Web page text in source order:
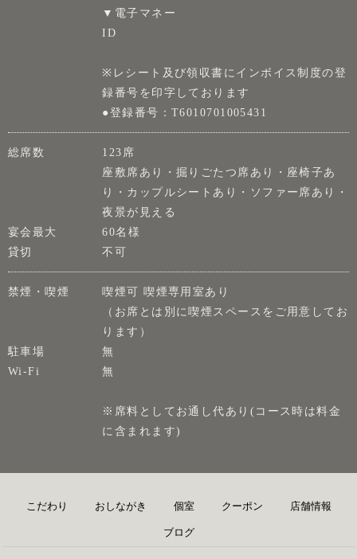
▼電子マネー
ID
※レシート及び領収書にインボイス制度の登
録番号を印字しております
●登録番号：T6010701005431
総席数
123席
座敷席あり・掘りごたつ席あり・座椅子あ
り・カップルシートあり・ソファー席あり・
夜景が見える
宴会最大
60名様
貸切
不可
禁煙・喫煙
喫煙可 喫煙専用室あり
（お席とは別に喫煙スペースをご用意してお
ります）
駐車場
無
Wi-Fi
無
※席料としてお通し代あり(コース時は料金
に含まれます)
こだわり おしながき 個室 クーポン 店舗情報
ブログ